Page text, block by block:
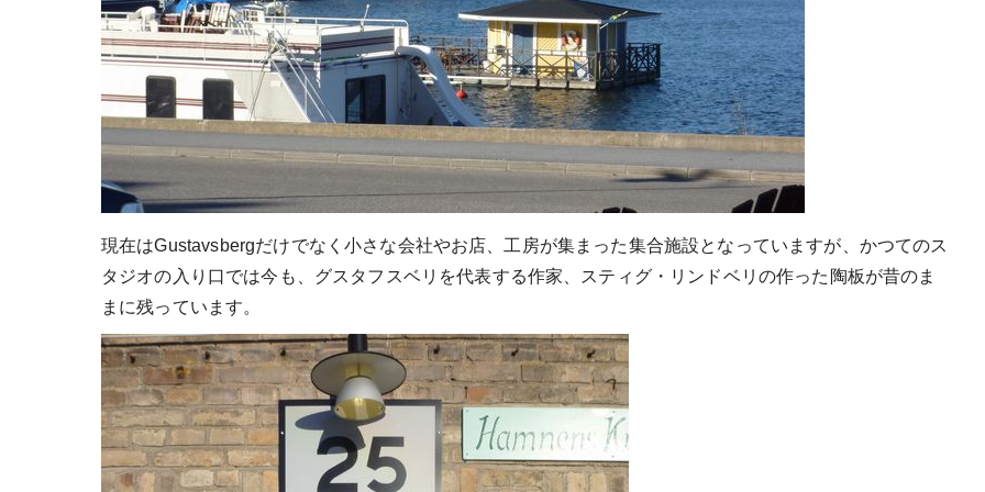
現在はGustavsbergだけでなく小さな会社やお店、工房が集まった集合施設となっていますが、かつてのス
タジオの入り口では今も、グスタフスベリを代表する作家、スティグ・リンドベリの作った陶板が昔のま
まに残っています。